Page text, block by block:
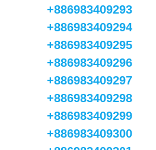
+886983409293
+886983409294
+886983409295
+886983409296
+886983409297
+886983409298
+886983409299
+886983409300